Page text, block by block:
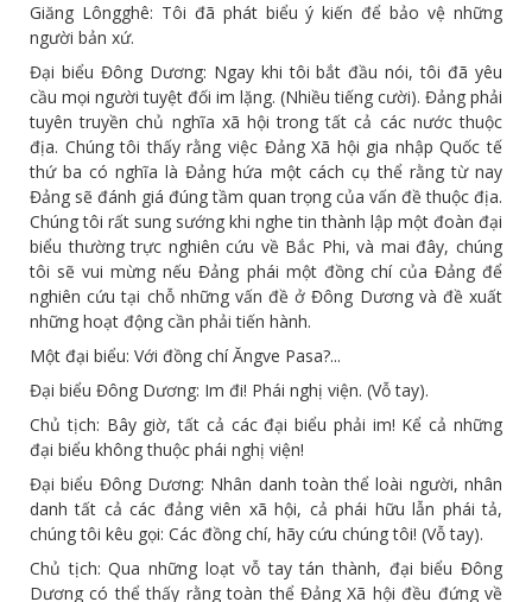
Giăng Lôngghê: Tôi đã phát biểu ý kiến để bảo vệ những
người bản xứ.
Đại biểu Đông Dương: Ngay khi tôi bắt đầu nói, tôi đã yêu
cầu mọi người tuyệt đối im lặng. (Nhiều tiếng cười). Đảng phải
tuyên truyền chủ nghĩa xã hội trong tất cả các nước thuộc
địa. Chúng tôi thấy rằng việc Đảng Xã hội gia nhập Quốc tế
thứ ba có nghĩa là Đảng hứa một cách cụ thể rằng từ nay
Đảng sẽ đánh giá đúng tầm quan trọng của vấn đề thuộc địa.
Chúng tôi rất sung sướng khi nghe tin thành lập một đoàn đại
biểu thường trực nghiên cứu về Bắc Phi, và mai đây, chúng
tôi sẽ vui mừng nếu Đảng phái một đồng chí của Đảng để
nghiên cứu tại chỗ những vấn đề ở Đông Dương và đề xuất
những hoạt động cần phải tiến hành.
Một đại biểu: Với đồng chí Ăngve Pasa?...
Đại biểu Đông Dương: Im đi! Phái nghị viện. (Vỗ tay).
Chủ tịch: Bây giờ, tất cả các đại biểu phải im! Kể cả những
đại biểu không thuộc phái nghị viện!
Đại biểu Đông Dương: Nhân danh toàn thể loài người, nhân
danh tất cả các đảng viên xã hội, cả phái hữu lẫn phái tả,
chúng tôi kêu gọi: Các đồng chí, hãy cứu chúng tôi! (Vỗ tay).
Chủ tịch: Qua những loạt vỗ tay tán thành, đại biểu Đông
Dương có thể thấy rằng toàn thể Đảng Xã hội đều đứng về